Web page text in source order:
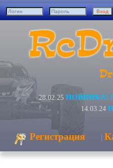
28.02.25 НОВИНКА!
14.03.24
Регистрация |